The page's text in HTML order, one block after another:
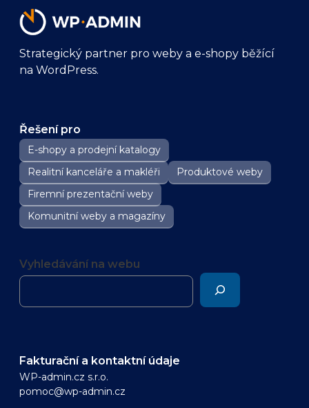
Strategický partner pro weby a e-shopy běžící
na WordPress.
Řešení pro
E-shopy a prodejní katalogy
Realitní kanceláře a makléři
Produktové weby
Firemní prezentační weby
Komunitní weby a magazíny
Vyhledávání na webu
Fakturační a kontaktní údaje
WP-admin.cz s.r.o.
pomoc@wp-admin.cz